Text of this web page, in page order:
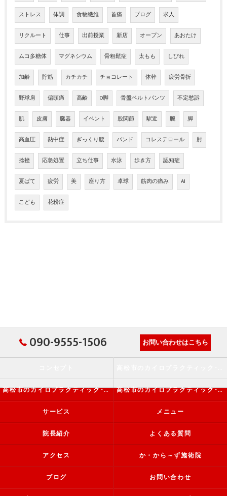
ストレス 体調 食物繊維 首痛 ブログ 求人
リクルート 仕事 出前授業 新店 オープン あおたけ
ムコ多糖体 マグネシウム 骨粗鬆症 太もも しびれ
加齢 貯筋 カチカチ チョコレート 体幹 疲労骨折
野球肩 偏頭痛 高齢 O脚 骨盤ベルトパンツ 不定愁訴
肌 皮膚 臓器 イベント 股関節 駅近 腕 脚
高血圧 熱中症 ぎっくり腰 バンド コレステロール 肘
捻挫 応急処置 立ち仕事 水泳 歩き方 認知症
夏ばて 疲労 美 座り方 卓球 筋肉の痛み AI
こども 花粉症
090-9555-1506 お問い合わせはこちら
高松市のカイロプラクティック･か・から～ず施術院の評判 高松市のカイロプラクティック･か・から～ず施術院のお客様の声
サービス メニュー
院長紹介 よくある質問
アクセス か・から～ず施術院
ブログ お問い合わせ